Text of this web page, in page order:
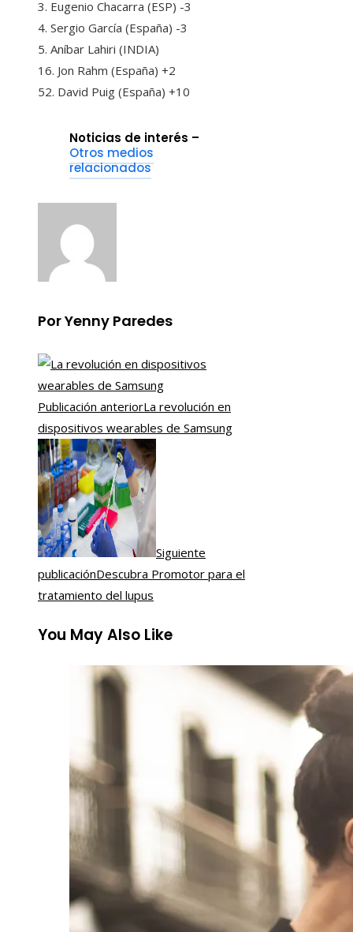
3. Eugenio Chacarra (ESP) -3
4. Sergio García (España) -3
5. Aníbar Lahiri (INDIA)
16. Jon Rahm (España) +2
52. David Puig (España) +10
Noticias de interés –
Otros medios
relacionados
Por Yenny Paredes
Publicación anteriorLa revolución en
dispositivos wearables de Samsung
Siguiente
publicaciónDescubra Promotor para el
tratamiento del lupus
You May Also Like